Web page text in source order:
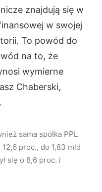
znajdują się w
w swojej
To powód do
na to, że
wymierne
Chaberski,
sama spółka PPL
proc., do 1,83 mld
się o 8,6 proc. i